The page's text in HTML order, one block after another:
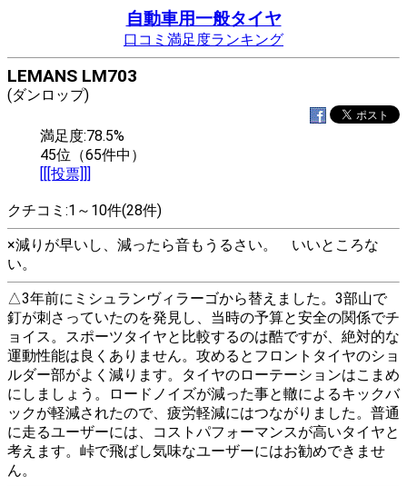
自動車用一般タイヤ
口コミ満足度ランキング
LEMANS LM703
(ダンロップ)
満足度:78.5%
45位（65件中）
[[[投票]]]
クチコミ:1～10件(28件)
×減りが早いし、減ったら音もうるさい。 いいところな
い。
△3年前にミシュランヴィラーゴから替えました。3部山で
釘が刺さっていたのを発見し、当時の予算と安全の関係でチ
ョイス。スポーツタイヤと比較するのは酷ですが、絶対的な
運動性能は良くありません。攻めるとフロントタイヤのショ
ルダー部がよく減ります。タイヤのローテーションはこまめ
にしましょう。ロードノイズが減った事と轍によるキックバ
ックが軽減されたので、疲労軽減にはつながりました。普通
に走るユーザーには、コストパフォーマンスが高いタイヤと
考えます。峠で飛ばし気味なユーザーにはお勧めできませ
ん。